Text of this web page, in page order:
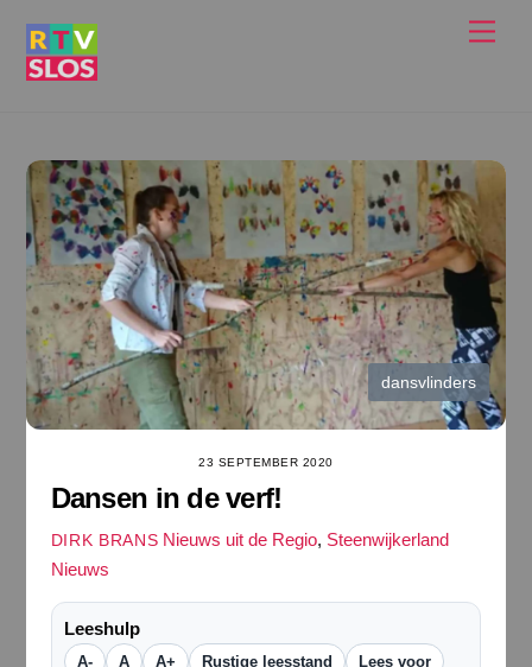
dansvlinders
23 SEPTEMBER 2020
Dansen in de verf!
DIRK BRANS Nieuws uit de Regio, Steenwijkerland
Nieuws
Leeshulp
A- A A+ Rustige leesstand Lees voor